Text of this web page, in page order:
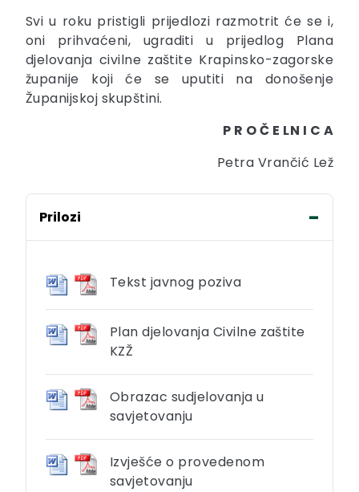
Svi u roku pristigli prijedlozi razmotrit će se i,
oni prihvaćeni, ugraditi u prijedlog Plana
djelovanja civilne zaštite Krapinsko-zagorske
županije koji će se uputiti na donošenje
Županijskoj skupštini.
P R O Č E LN I C A
Petra Vrančić Lež
Prilozi
Tekst javnog poziva
Plan djelovanja Civilne zaštite
KZŽ
Obrazac sudjelovanja u
savjetovanju
Izvješće o provedenom
savjetovanju